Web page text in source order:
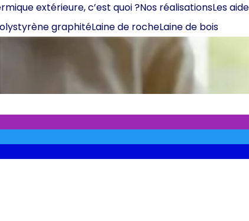
extérieure, c’est quoi ?Nos réalisationsLes
graphitéLaine de rocheLaine de bois